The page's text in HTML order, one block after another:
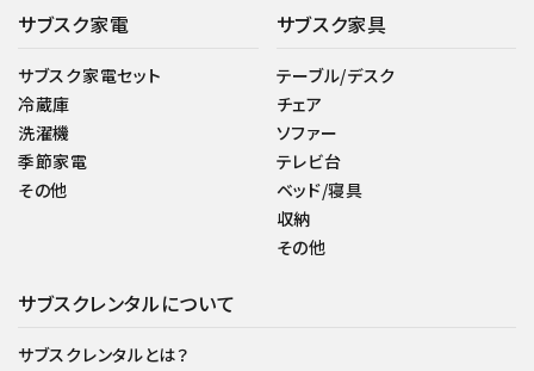
サブスク家電
サブスク家電セット
冷蔵庫
洗濯機
季節家電
その他
サブスク家具
テーブル/デスク
チェア
ソファー
テレビ台
ベッド/寝具
収納
その他
サブスクレンタルについて
サブスクレンタルとは？